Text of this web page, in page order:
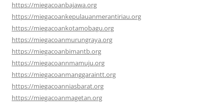
https://miegacoanbajawa.org
https://miegacoankepulauanmerantiriau.org
https://miegacoankotamobagu.org
https://miegacoanmurungraya.org
https://miegacoanbimantb.org
https://miegacoannmamuju.org
https://miegacoanmanggaraintt.org
https://miegacoanniasbarat.org
https://miegacoanmagetan.org